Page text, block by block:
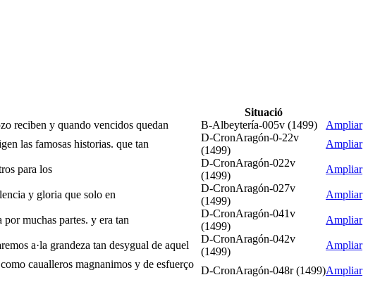
Situació
reciben y quando vencidos quedan B-Albeytería-005v (1499)
Ampliar
las famosas historias. que tan
D-CronAragón-0-22v
(1499)
Ampliar
para los
D-CronAragón-022v
(1499)
Ampliar
y gloria que solo en
D-CronAragón-027v
(1499)
Ampliar
muchas partes. y era tan
D-CronAragón-041v
(1499)
Ampliar
a·la grandeza tan desygual de aquel
D-CronAragón-042v
(1499)
Ampliar
caualleros magnanimos y de esfuerço
D-CronAragón-048r (1499)Ampliar